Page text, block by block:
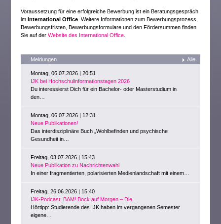
Voraussetzung für eine erfolgreiche Bewerbung ist ein Beratungsgespräch
imInternational Office . Weitere Informationen zum Bewerbungsprozess,
Bewerbungsfristen, Bewerbungsformulare und den Fördersummen finden
Sie auf derWebsite des International Office
Meldungen Alle
Montag, 06.07.2026 | 20:51
IJK bei Hochschulinformationstagen 2026
Du interessierst Dich für ein Bachelor- oder Masterstudium in
den…
Montag, 06.07.2026 | 12:31
Neue Publikationen!
Das interdisziplinäre Buch „Wohlbefinden und psychische
Gesundheit in…
Freitag, 03.07.2026 | 15:43
Neue Publikation zu Nachrichtenwahl
In einer fragmentierten, polarisierten Medienlandschaft mit einem…
Freitag, 26.06.2026 | 15:40
IJK-Podcast: BAM! Bock auf Morgen – Die…
Hörtipp: Studierende des IJK haben im vergangenen Semester
eigene…